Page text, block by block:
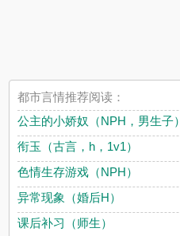
都市言情推荐阅读：
公主的小娇奴（NPH，男生子）
衔玉（古言，h，1v1）
色情生存游戏（NPH）
异常现象（婚后H）
课后补习（师生）